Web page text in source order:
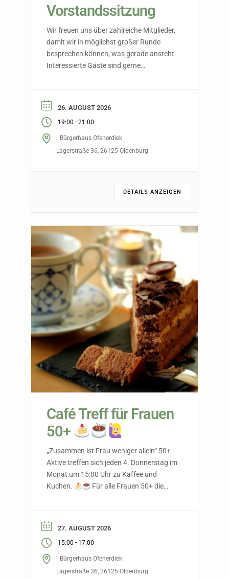
Vorstandssitzung
Wir freuen uns über zahlreiche Mitglieder,
damit wir in möglichst großer Runde
besprechen können, was gerade ansteht.
Interessierte Gäste sind gerne
26. AUGUST 2026
19:00 - 21:00
Bürgerhaus Ofenerdiek
Lagerstraße 36, 26125 Oldenburg
DETAILS ANZEIGEN
Café Treff für Frauen
50+
„Zusammen ist Frau weniger allein“ 50+
Aktive treffen sich jeden 4. Donnerstag im
Monat um 15:00 Uhr zu Kaffee und
Kuchen.
Für alle Frauen 50+ die
möchten. Gemeinsam lachen, erzählen,
genießen…
…weil das Leben schöner
ist, wenn man es teilt.
nicht […]
27. AUGUST 2026
15:00 - 17:00
Bürgerhaus Ofenerdiek
Lagerstraße 36, 26125 Oldenburg